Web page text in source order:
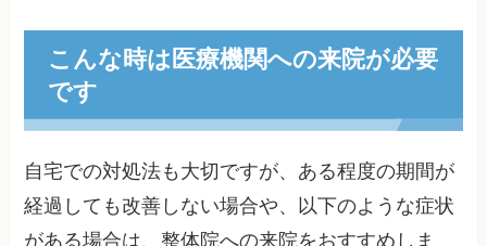
こんな時は医療機関への来院が必要
です
自宅での対処法も大切ですが、ある程度の期間が
経過しても改善しない場合や、以下のような症状
がある場合は、整体院への来院をおすすめしま